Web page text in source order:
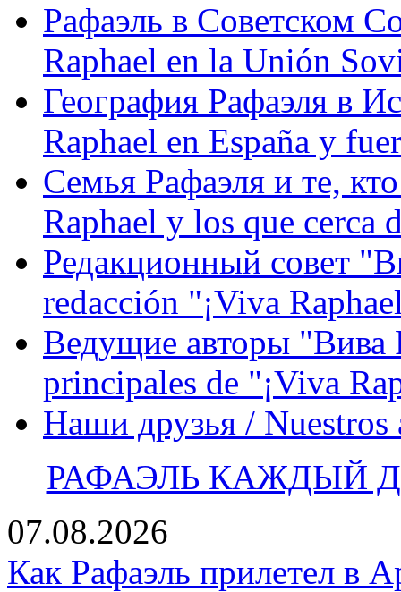
Рафаэль в Советском
Raphael en la Unión
География Рафаэля в
Raphael en España y
Семья Рафаэля и те,
Raphael y los que cerca
Редакционный совет
redacción "¡Viva
Ведущие авторы "Вива
principales de "¡Viva
Наши друзья / Nuestros
РАФАЭЛЬ КАЖДЫЙ
07.08.2026
Как Рафаэль прилетел в